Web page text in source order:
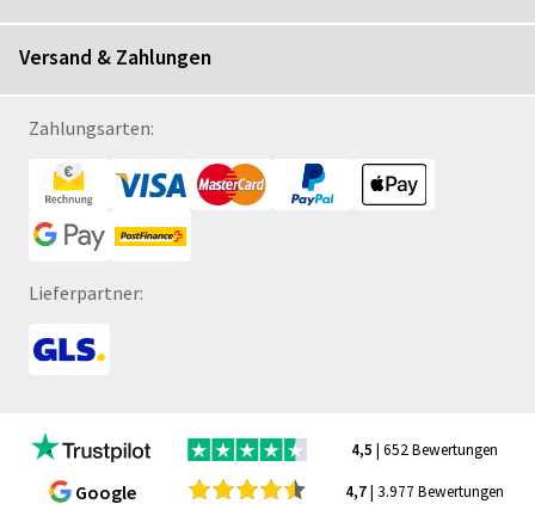
Versand & Zahlungen
Zahlungsarten:
Lieferpartner:
4,5 | 652 Bewertungen
Google 4,7| 3.977 Bewertungen